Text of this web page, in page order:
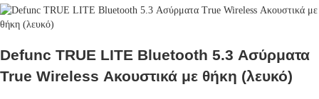
Defunc TRUE LITE Bluetooth 5.3 Ασύρματα
True Wireless Ακουστικά με θήκη (λευκό)